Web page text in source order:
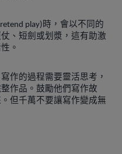
play)時，會以不同的
、短劍或划漿，這有助激
。
作的過程需要靈活思考，
作品。鼓勵他們寫作故
但千萬不要讓寫作變成無